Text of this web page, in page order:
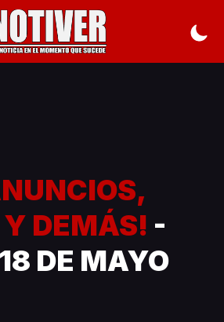
DEMÁS! -
DE MAYO